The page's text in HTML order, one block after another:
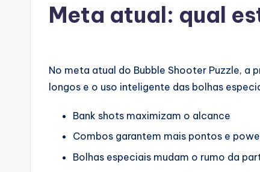
Meta atual: qual
No meta atual do Bubble Shooter Puzzle,
longos e o uso inteligente das bolhas
Bank shots maximizam o alcance
Combos garantem mais pontos e
Bolhas especiais mudam o rumo da